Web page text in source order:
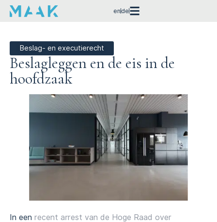
en de
Beslag- en executierecht
Beslagleggen en de eis in de
hoofdzaak
In een recent arrest van de Hoge Raad over